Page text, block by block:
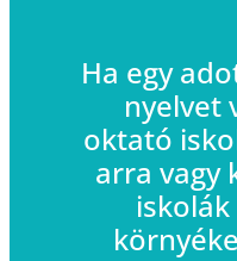
Ha egy
nyelvet
oktató
arra vagy